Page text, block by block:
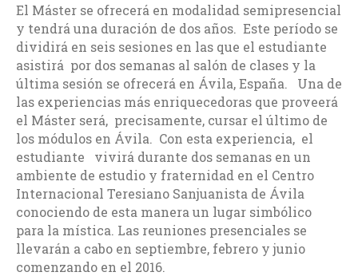
El Máster se ofrecerá en modalidad semipresencial
y tendrá una duración de dos años. Este período se
dividirá en seis sesiones en las que el estudiante
asistirá por dos semanas al salón de clases y la
última sesión se ofrecerá en Ávila, España. Una de
las experiencias más enriquecedoras que proveerá
el Máster será, precisamente, cursar el último de
los módulos en Ávila. Con esta experiencia, el
estudiante vivirá durante dos semanas en un
ambiente de estudio y fraternidad en el Centro
Internacional Teresiano Sanjuanista de Ávila
conociendo de esta manera un lugar simbólico
para la mística. Las reuniones presenciales se
llevarán a cabo en septiembre, febrero y junio
comenzando en el 2016.